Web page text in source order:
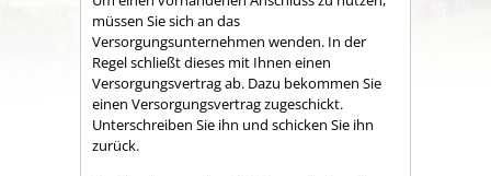
müssen Sie sich an das
Versorgungsunternehmen wenden. In der
Regel schließt dieses mit Ihnen einen
Versorgungsvertrag ab. Dazu bekommen Sie
einen Versorgungsvertrag zugeschickt.
Unterschreiben Sie ihn und schicken Sie ihn
zurück.